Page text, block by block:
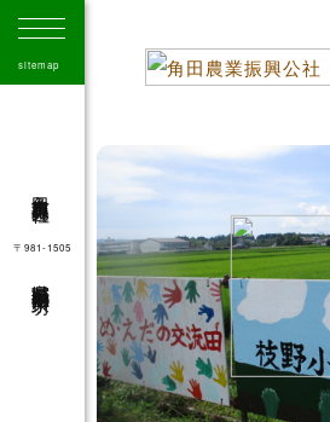
sitemap
角田市農業振興公社
〒981-1505
41